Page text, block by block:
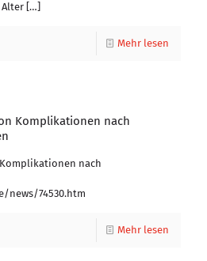
Alter […]
Mehr lesen
Komplikationen nach
nach
news/74530.htm
Mehr lesen